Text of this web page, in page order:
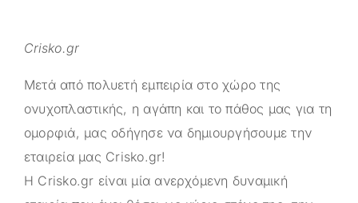
Crisko.gr
Μετά από πολυετή εμπειρία στο χώρο της
ονυχοπλαστικής, η αγάπη και το πάθος μας για τη
ομορφιά, μας οδήγησε να δημιουργήσουμε την
εταιρεία μας Crisko.gr!
Η Crisko.gr είναι μία ανερχόμενη δυναμική